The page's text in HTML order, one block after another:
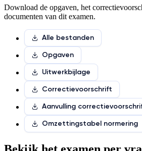
Download de opgaven, het
documenten van dit examen.
Alle bestanden
Opgaven
Uitwerkbijlage
Correctievoorschrift
Aanvulling
Omzettingstabel normering